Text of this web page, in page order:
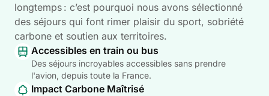
longtemps : c’est pourquoi nous avons sélectionné
des séjours qui font rimer plaisir du sport, sobriété
carbone et soutien aux territoires.
Accessibles en train ou bus
Des séjours incroyables accessibles sans prendre
l'avion, depuis toute la France.
Impact Carbone Maîtrisé